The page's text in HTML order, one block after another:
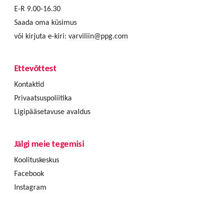
E-R 9.00-16.30
Saada oma küsimus
või kirjuta e-kiri: varviliin@ppg.com
Ettevõttest
Kontaktid
Privaatsuspoliitika
Ligipääsetavuse avaldus
Jälgi meie tegemisi
Koolituskeskus
Facebook
Instagram